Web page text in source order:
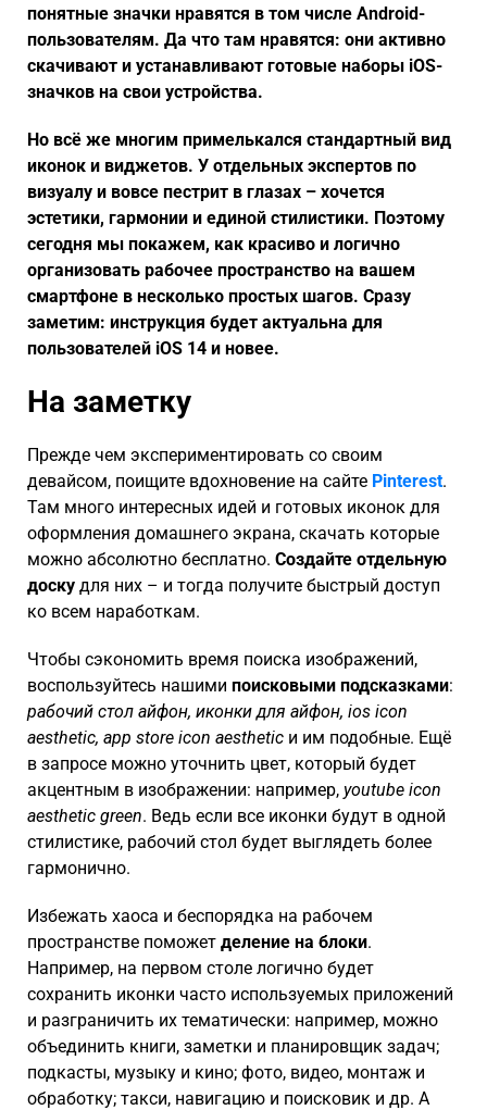
понятные значки нравятся в том числе Android-
пользователям. Да что там нравятся: они активно
скачивают и устанавливают готовые наборы iOS-
значков на свои устройства.
Но всё же многим примелькался стандартный вид
иконок и виджетов. У отдельных экспертов по
визуалу и вовсе пестрит в глазах – хочется
эстетики, гармонии и единой стилистики. Поэтому
сегодня мы покажем, как красиво и логично
организовать рабочее пространство на вашем
смартфоне в несколько простых шагов. Сразу
заметим: инструкция будет актуальна для
пользователей iOS 14 и новее.
На заметку
Прежде чем экспериментировать со своим
девайсом, поищите вдохновение на сайте Pinterest.
Там много интересных идей и готовых иконок для
оформления домашнего экрана, скачать которые
можно абсолютно бесплатно. Создайте отдельную
доску для них – и тогда получите быстрый доступ
ко всем наработкам.
Чтобы сэкономить время поиска изображений,
воспользуйтесь нашими поисковыми подсказками:
рабочий стол айфон, иконки для айфон, ios icon
aesthetic, app store icon aesthetic и им подобные. Ещё
в запросе можно уточнить цвет, который будет
акцентным в изображении: например, youtube icon
aesthetic green. Ведь если все иконки будут в одной
стилистике, рабочий стол будет выглядеть более
гармонично.
Избежать хаоса и беспорядка на рабочем
пространстве поможет деление на блоки.
Например, на первом столе логично будет
сохранить иконки часто используемых приложений
и разграничить их тематически: например, можно
объединить книги, заметки и планировщик задач;
подкасты, музыку и кино; фото, видео, монтаж и
обработку; такси, навигацию и поисковик и др. А